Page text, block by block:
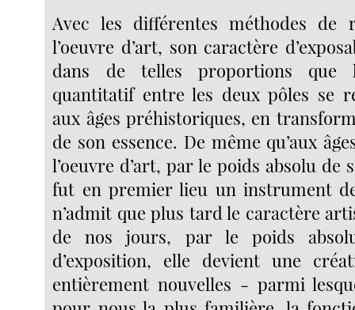
Avec les différentes méthodes de
l’oeuvre d’art, son caractère
dans de telles proportions que
quantitatif entre les deux pôles se
aux âges préhistoriques, en
de son essence. De même qu’aux
l’oeuvre d’art, par le poids absolu de
fut en premier lieu un instrument
n’admit que plus tard le caractère
de nos jours, par le poids
d’exposition, elle devient une
entièrement nouvelles - parmi